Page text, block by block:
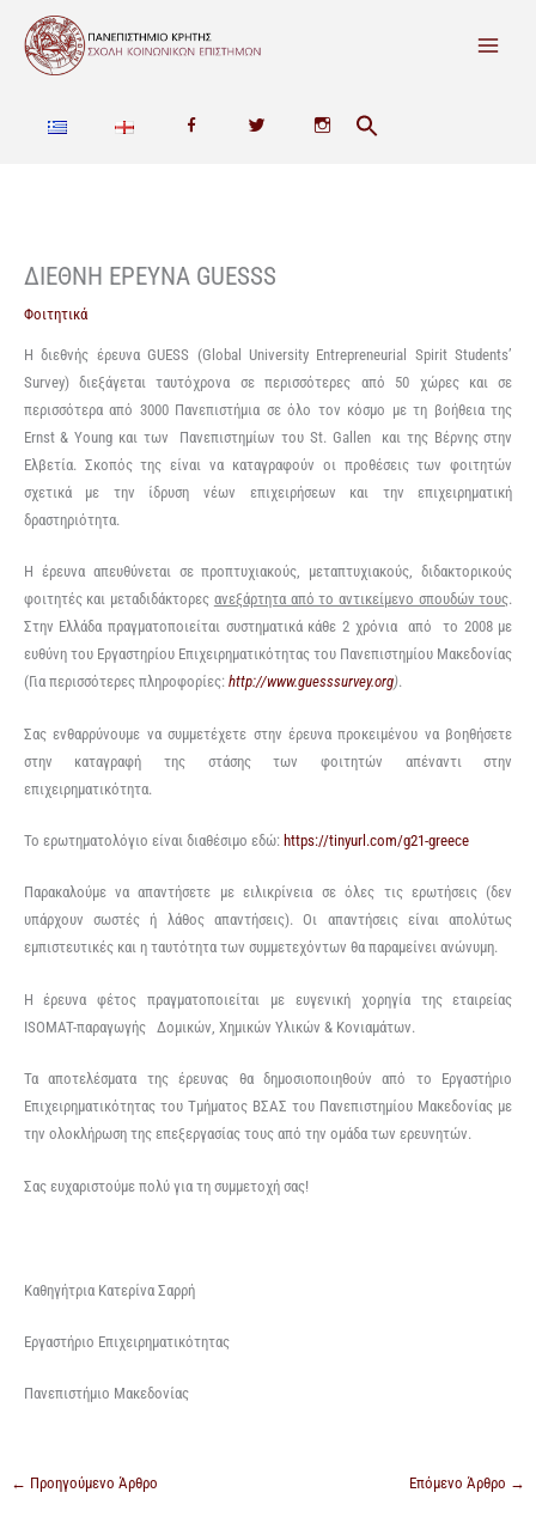
Μετάβαση
περιεχόμενο
o
k
e g
a
m
ΔΙΕΘΝΗ ΕΡΕΥΝΑ GUESSS
Φοιτητικά
H διεθνής έρευνα GUESS (Global University Entrepreneurial Spirit Students’
Survey) διεξάγεται ταυτόχρονα σε περισσότερες από 50 χώρες και σε
περισσότερα από 3000 Πανεπιστήμια σε όλο τον κόσμο με τη βοήθεια της
Ernst & Young και των Πανεπιστημίων του St. Gallen και της Βέρνης στην
Ελβετία. Σκοπός της είναι να καταγραφούν οι προθέσεις των φοιτητών
σχετικά με την ίδρυση νέων επιχειρήσεων και την επιχειρηματική
δραστηριότητα.
Η έρευνα απευθύνεται σε προπτυχιακούς, μεταπτυχιακούς, διδακτορικούς
φοιτητές και μεταδιδάκτορες ανεξάρτητα από το αντικείμενο σπουδών τους.
Στην Ελλάδα πραγματοποιείται συστηματικά κάθε 2 χρόνια από το 2008 με
ευθύνη του Εργαστηρίου Επιχειρηματικότητας του Πανεπιστημίου Μακεδονίας
(Για περισσότερες πληροφορίες: http://www.guesssurvey.org).
Σας ενθαρρύνουμε να συμμετέχετε στην έρευνα προκειμένου να βοηθήσετε
στην καταγραφή της στάσης των φοιτητών απέναντι στην
επιχειρηματικότητα.
Το ερωτηματολόγιο είναι διαθέσιμο εδώ: https://tinyurl.com/g21-greece
Παρακαλούμε να απαντήσετε με ειλικρίνεια σε όλες τις ερωτήσεις (δεν
υπάρχουν σωστές ή λάθος απαντήσεις). Οι απαντήσεις είναι απολύτως
εμπιστευτικές και η ταυτότητα των συμμετεχόντων θα παραμείνει ανώνυμη.
H έρευνα φέτος πραγματοποιείται με ευγενική χορηγία της εταιρείας
ISOMAT-παραγωγής Δομικών, Χημικών Υλικών & Κονιαμάτων.
Τα αποτελέσματα της έρευνας θα δημοσιοποιηθούν από το Εργαστήριο
Επιχειρηματικότητας του Τμήματος ΒΣΑΣ του Πανεπιστημίου Μακεδονίας με
την ολοκλήρωση της επεξεργασίας τους από την ομάδα των ερευνητών.
Σας ευχαριστούμε πολύ για τη συμμετοχή σας!
Καθηγήτρια Κατερίνα Σαρρή
Εργαστήριο Επιχειρηματικότητας
Πανεπιστήμιο Μακεδονίας
← Προηγούμενο Άρθρο Επόμενο Άρθρο →